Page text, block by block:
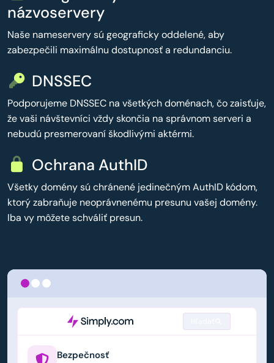
názvoservery
Naše nameservery sú geograficky oddelené, aby
zabezpečili maximálnu dostupnosť a redundanciu.
DNSSEC
Podporujeme DNSSEC na všetkých doménach, čo zaisťuje,
že vaši návštevníci vždy skončia na správnom serveri a
nebudú presmerovaní škodlivými aktérmi.
Ochrana AuthID
Všetky domény sú chránené jedinečným AuthID kódom,
ktorý zabraňuje neoprávnenému presunu vašej domény.
Iba vy môžete schváliť presun.
Bezpečnosť